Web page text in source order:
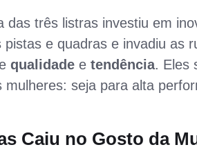
das três listras investiu em
e quadras e invadiu as
qualidade e tendência. Eles
mulheres: seja para alta
Caiu no Gosto da